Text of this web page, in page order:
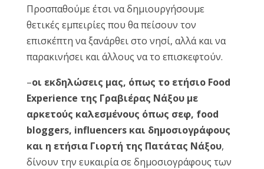
Προσπαθούμε έτσι να δημιουργήσουμε
θετικές εμπειρίες που θα πείσουν τον
επισκέπτη να ξανάρθει στο νησί, αλλά και να
παρακινήσει και άλλους να το επισκεφτούν.
–οι εκδηλώσεις μας, όπως το ετήσιο Food
Experience της Γραβιέρας Νάξου με
αρκετούς καλεσμένους όπως σεφ, food
bloggers, influencers και δημοσιογράφους
και η ετήσια Γιορτή της Πατάτας Νάξου,
δίνουν την ευκαιρία σε δημοσιογράφους των